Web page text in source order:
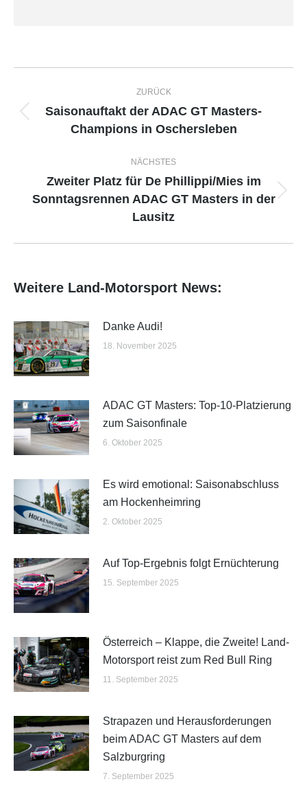
ZURÜCK
Vorheriger
Beitrag:
Saisonauftakt der ADAC GT Masters-
Champions in Oschersleben
NÄCHSTES
Nächster
Beitrag:
Zweiter Platz für De Phillippi/Mies im
Sonntagsrennen ADAC GT Masters in der
Lausitz
Weitere Land-Motorsport News:
Danke Audi!
18. November 2025
ADAC GT Masters: Top-10-Platzierung
zum Saisonfinale
6. Oktober 2025
Es wird emotional: Saisonabschluss
am Hockenheimring
2. Oktober 2025
Auf Top-Ergebnis folgt Ernüchterung
15. September 2025
Österreich – Klappe, die Zweite! Land-
Motorsport reist zum Red Bull Ring
11. September 2025
Strapazen und Herausforderungen
beim ADAC GT Masters auf dem
Salzburgring
7. September 2025